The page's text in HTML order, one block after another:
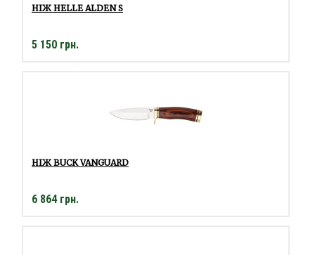
НІЖ HELLE ALDEN S
5 150 грн.
НІЖ BUCK VANGUARD
6 864 грн.